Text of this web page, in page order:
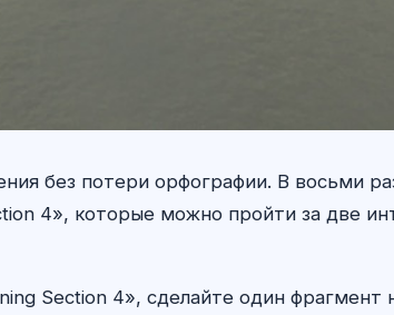
без потери орфографии. В восьми
4», которые можно пройти за две
Section 4», сделайте один фрагмент